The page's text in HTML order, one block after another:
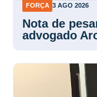
FORÇA 3 AGO 2026
Nota de
advogado